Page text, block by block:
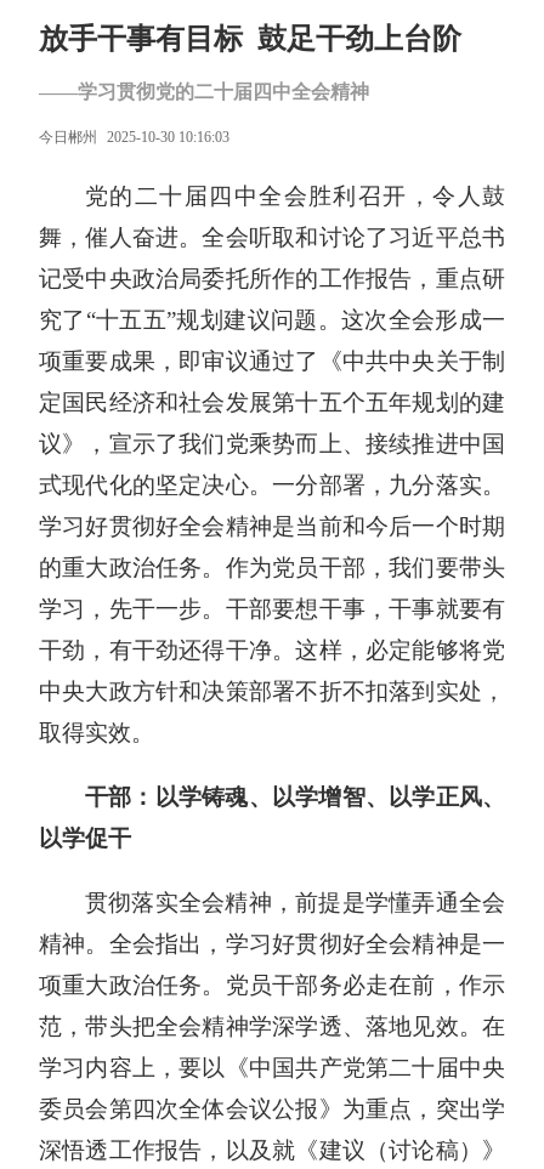
放手干事有目标 鼓足干劲上台阶​
——学习贯彻党的二十届四中全会精神
今日郴州 2025-10-30 10:16:03
党的二十届四中全会胜利召开，令人鼓
舞，催人奋进。全会听取和讨论了习近平总书
记受中央政治局委托所作的工作报告，重点研
究了“十五五”规划建议问题。这次全会形成一
项重要成果，即审议通过了《中共中央关于制
定国民经济和社会发展第十五个五年规划的建
议》，宣示了我们党乘势而上、接续推进中国
式现代化的坚定决心。一分部署，九分落实。
学习好贯彻好全会精神是当前和今后一个时期
的重大政治任务。作为党员干部，我们要带头
学习，先干一步。干部要想干事，干事就要有
干劲，有干劲还得干净。这样，必定能够将党
中央大政方针和决策部署不折不扣落到实处，
取得实效。
干部：以学铸魂、以学增智、以学正风、
以学促干
贯彻落实全会精神，前提是学懂弄通全会
精神。全会指出，学习好贯彻好全会精神是一
项重大政治任务。党员干部务必走在前，作示
范，带头把全会精神学深学透、落地见效。在
学习内容上，要以《中国共产党第二十届中央
委员会第四次全体会议公报》为重点，突出学
深悟透工作报告，以及就《建议（讨论稿）》